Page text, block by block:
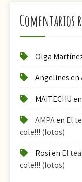
Comentarios
Olga
Angelinesen
MAITECHUen
AMPAen El
cole!!! (fotos)
Rosien El
cole!!! (fotos)